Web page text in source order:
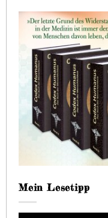
Mein Lesetipp